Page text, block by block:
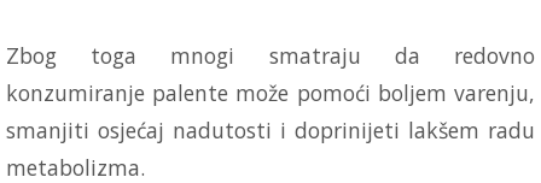
Zbog toga mnogi smatraju da redovno
konzumiranje palente može pomoći boljem varenju,
smanjiti osjećaj nadutosti i doprinijeti lakšem radu
metabolizma.